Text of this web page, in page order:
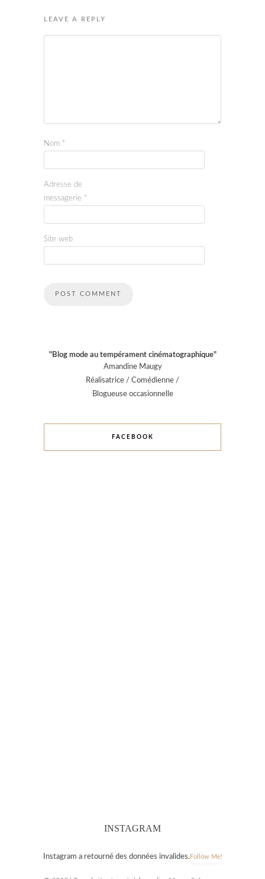
LEAVE A REPLY
Nom *
Adresse de
messagerie *
Site web
"Blog mode au tempérament cinématographique"
Amandine Maugy
Réalisatrice / Comédienne /
Blogueuse occasionnelle
FACEBOOK
INSTAGRAM
Instagram a retourné des données invalides.Follow Me!